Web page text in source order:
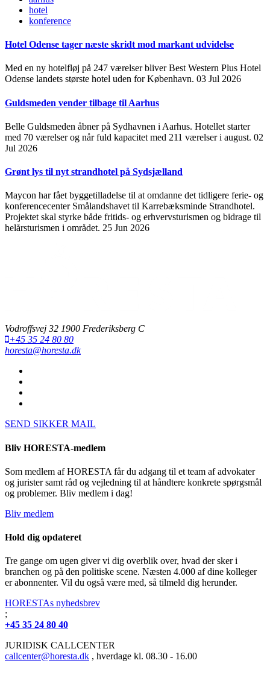
hotel
konference
Hotel Odense tager næste skridt mod markant udvidelse
Med en ny hotelfløj på 247 værelser bliver Best Western Plus Hotel
Odense landets største hotel uden for København. 03 Jul 2026
Guldsmeden vender tilbage til Aarhus
Belle Guldsmeden åbner på Sydhavnen i Aarhus. Hotellet starter
med 70 værelser og når fuld kapacitet med 211 værelser i august. 02
Jul 2026
Grønt lys til nyt strandhotel på Sydsjælland
Maycon har fået byggetilladelse til at omdanne det tidligere ferie- og
konferencecenter Smålandshavet til Karrebæksminde Strandhotel.
Projektet skal styrke både fritids- og erhvervsturismen og bidrage til
helårsturismen i området. 25 Jun 2026
Vodroffsvej 32 1900 Frederiksberg C
+45 35 24 80 80
horesta@horesta.dk
SEND SIKKER MAIL
Bliv HORESTA-medlem
Som medlem af HORESTA får du adgang til et team af advokater
og jurister samt råd og vejledning til at håndtere konkrete spørgsmål
og problemer. Bliv medlem i dag!
Bliv medlem
Hold dig opdateret
Tre gange om ugen giver vi dig overblik over, hvad der sker i
branchen og på den politiske scene. Næsten 4.000 af dine kolleger
er abonnenter. Vil du også være med, så tilmeld dig herunder.
HORESTAs nyhedsbrev
;
+45 35 24 80 40
JURIDISK CALLCENTER
callcenter@horesta.dk , hverdage kl. 08.30 - 16.00